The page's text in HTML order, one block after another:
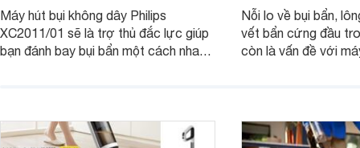
Máy hút bụi không dây Philips
XC2011/01 sẽ là trợ thủ đắc lực giúp
bạn đánh bay bụi bẩn một cách nhanh
năng nổi bật của sản phẩm này nhé.
Nỗi lo về bụi bẩn,
vết bẩn cứng đầu
còn là vấn đề với
ngóc ngách, trả lại
gian sống sạch sẽ